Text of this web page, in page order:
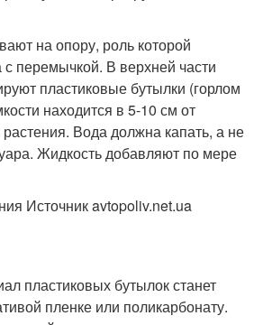
на опору, роль которой
с перемычкой. В верхней части
пластиковые бутылки (горлом
находится в 5-10 см от
растения. Вода должна капать, а не
Жидкость добавляют по мере
Источник avtopoliv.net.ua
пластиковых бутылок станет
пленке или поликарбонату.